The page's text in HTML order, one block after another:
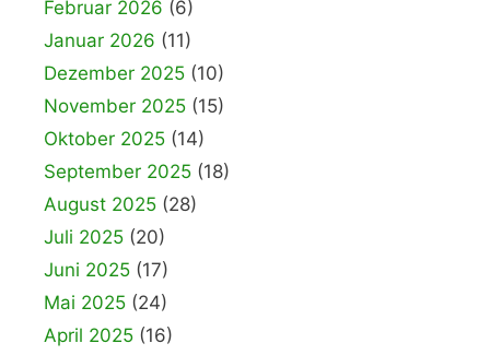
Februar 2026 (6)
Januar 2026 (11)
Dezember 2025 (10)
November 2025 (15)
Oktober 2025 (14)
September 2025 (18)
August 2025 (28)
Juli 2025 (20)
Juni 2025 (17)
Mai 2025 (24)
April 2025 (16)